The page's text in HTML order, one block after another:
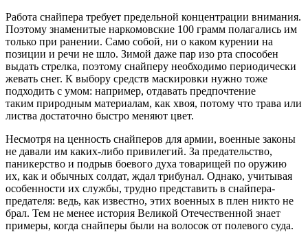
Работа снайпера требует предельной концентрации внимания.
Поэтому знаменитые наркомовские 100 грамм полагались им
только при ранении. Само собой, ни о каком курении на
позиции и речи не шло. Зимой даже пар изо рта способен
выдать стрелка, поэтому снайперу необходимо периодически
жевать снег. К выбору средств маскировки нужно тоже
подходить с умом: например, отдавать предпочтение
таким природным материалам, как хвоя, потому что трава или
листва достаточно быстро меняют цвет.
Несмотря на ценность снайперов для армии, военные законы
не давали им каких-либо привилегий. За предательство,
паникерство и подрыв боевого духа товарищей по оружию
их, как и обычных солдат, ждал трибунал. Однако, учитывая
особенности их службы, трудно представить в снайпера-
предателя: ведь, как известно, этих военных в плен никто не
брал. Тем не менее история Великой Отечественной знает
примеры, когда снайперы были на волосок от полевого суда.